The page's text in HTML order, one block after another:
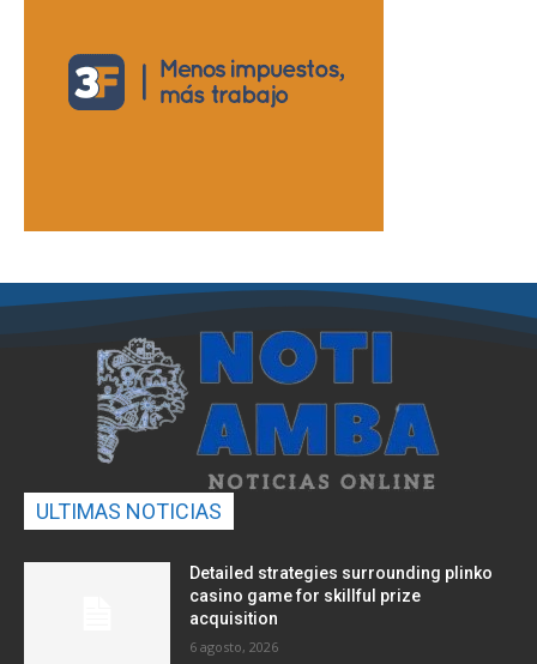
ULTIMAS NOTICIAS
Detailed strategies surrounding plinko
casino game for skillful prize
acquisition
6 agosto, 2026